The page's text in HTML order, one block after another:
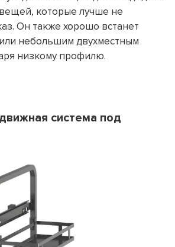
которые лучше не
Он также хорошо встанет
небольшим двухместным
низкому профилю.
система под